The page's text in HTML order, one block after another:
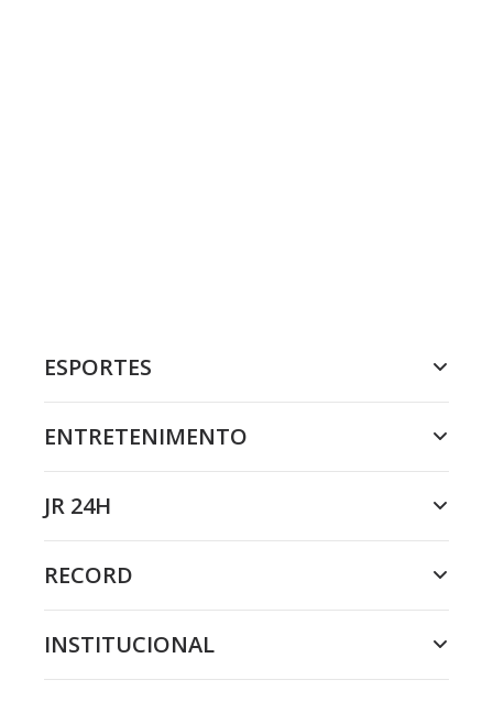
ESPORTES
ENTRETENIMENTO
JR 24H
RECORD
INSTITUCIONAL